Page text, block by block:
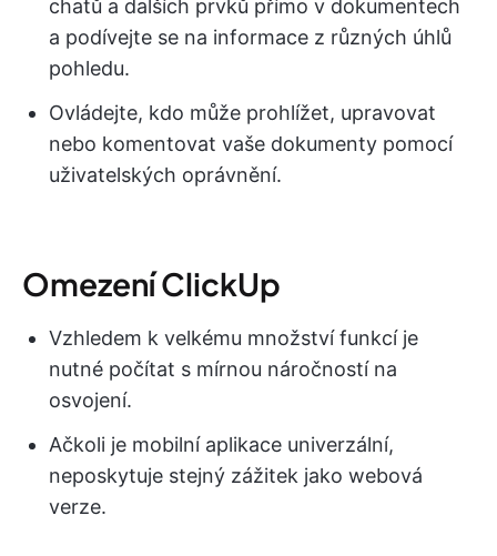
chatů a dalších prvků přímo v dokumentech
a podívejte se na informace z různých úhlů
pohledu.
Ovládejte, kdo může prohlížet, upravovat
nebo komentovat vaše dokumenty pomocí
uživatelských oprávnění.
Omezení ClickUp
Vzhledem k velkému množství funkcí je
nutné počítat s mírnou náročností na
osvojení.
Ačkoli je mobilní aplikace univerzální,
neposkytuje stejný zážitek jako webová
verze.